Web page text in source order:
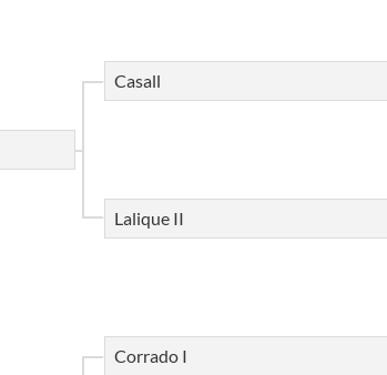
Casall
Lalique II
Corrado I